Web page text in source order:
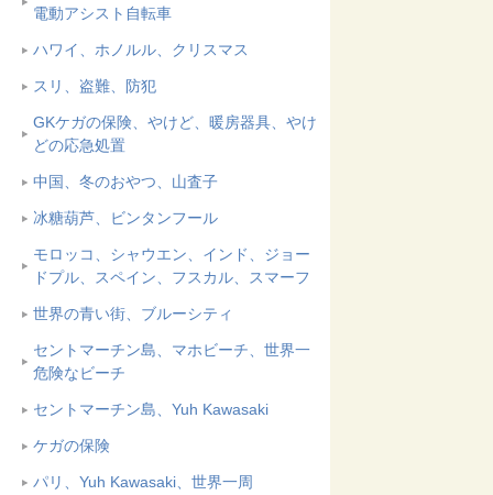
電動アシスト自転車
ハワイ、ホノルル、クリスマス
スリ、盗難、防犯
GKケガの保険、やけど、暖房器具、やけ
どの応急処置
中国、冬のおやつ、山査子
冰糖葫芦、ビンタンフール
モロッコ、シャウエン、インド、ジョー
ドプル、スペイン、フスカル、スマーフ
世界の青い街、ブルーシティ
セントマーチン島、マホビーチ、世界一
危険なビーチ
セントマーチン島、Yuh Kawasaki
ケガの保険
パリ、Yuh Kawasaki、世界一周